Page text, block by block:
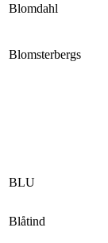
Blomdahl
Blomsterbergs
BLU
Blåtind